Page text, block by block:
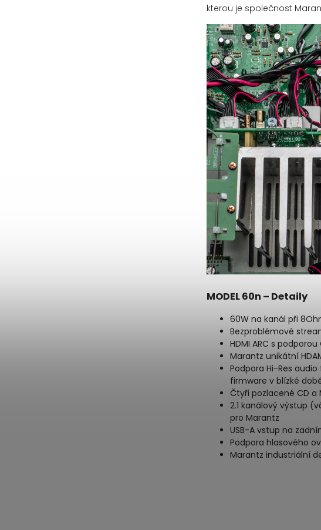
kterou je společnost
MODEL 60n – Detaily
60W na kanál při
Bezproblémové
HDMI ARC s
Marantz unikátní
Podpora Hi-Res
firmware v blízké
Čtyři pozlacené CD
2.1 kanálový výstup
pro Marantz
USB-A vstup na
Podpora hlasového
Marantz industriální